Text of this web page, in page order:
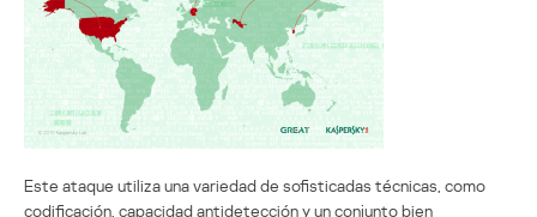
Este ataque utiliza una variedad de sofisticadas técnicas, como
codificación, capacidad antidetección y un conjunto bien